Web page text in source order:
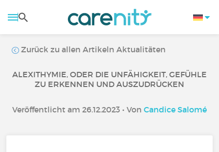
Zurück zu allen Artikeln Aktualitäten
ALEXITHYMIE, ODER DIE UNFÄHIGKEIT, GEFÜHLE
ZU ERKENNEN UND AUSZUDRÜCKEN
Veröffentlicht am 26.12.2023 • Von Candice Salomé